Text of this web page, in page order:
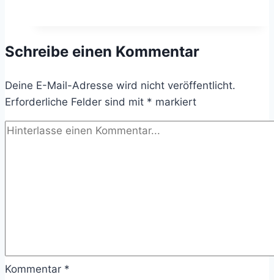
ganz
Jahresrückblick
Schreibe einen Kommentar
Deine E-Mail-Adresse wird nicht veröffentlicht.
Erforderliche Felder sind mit * markiert
Kommentar *